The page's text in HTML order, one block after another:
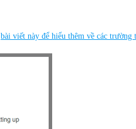
bài viết này để hiểu thêm về các